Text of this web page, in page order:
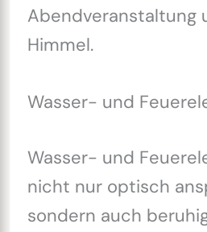
Abendveranstaltung
Himmel.
Wasser- und
Wasser- und
nicht nur optisch
sondern auch